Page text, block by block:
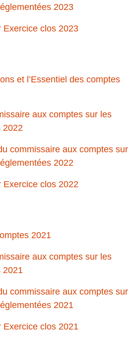
2023
Exercice clos 2023
et l’Essentiel des comptes
aux comptes sur les
2022
commissaire aux comptes sur
2022
Exercice clos 2022
2021
aux comptes sur les
2021
commissaire aux comptes sur
2021
Exercice clos 2021